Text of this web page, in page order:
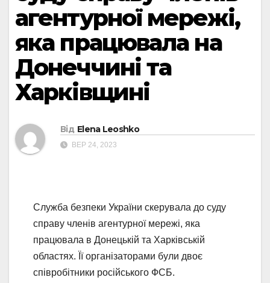
агентурної мережі,
яка працювала на
Донеччині та
Харківщині
Від Elena Leoshko
ВЕР 24, 2023
Служба безпеки України скерувала до суду
справу членів агентурної мережі, яка
працювала в Донецькій та Харківській
областях. Її організаторами були двоє
співробітники російського ФСБ.